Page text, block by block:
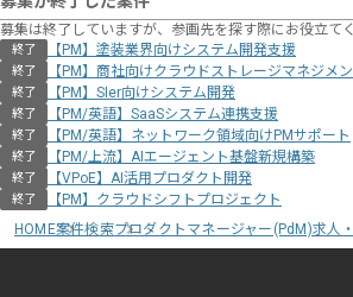
募集は終了していますが、参画先を探す際にお役立て
終了 【PM】塗装業界向けシステム開発支援
終了 【PM】商社向けクラウドストレージマネジメ
終了 【PM】SIer向けシステム開発
終了 【PM/英語】SaaSシステム連携支援
終了 【PM/英語】ネットワーク領域向けPMサポート
終了 【PM/上流】AIエージェント基盤新規構築
終了 【VPoE】AI活用プロダクト開発
終了
【PM】クラウドシフトプロジェクト
HOME案件検索プロダクトマネージャー(PdM)求人